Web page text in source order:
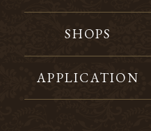
SHOPS
APPLICATION